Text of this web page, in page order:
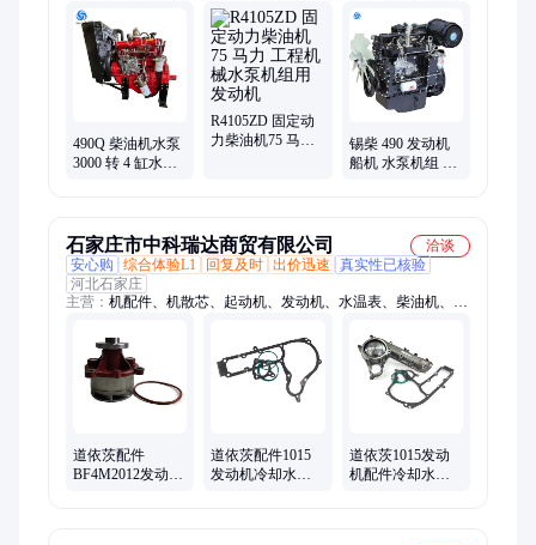
柴油机、柴油水泵机组、工程机械用柴油机、柴油发电、离合器
总成、静音发电机组、拖车式发电机组、柴油机配件、移动电
站、柴油机发电机仪表、自吸泵
490Q 柴油机水泵
3000 转 4 缸水冷
R4105ZD 固定动
力柴油机75 马力
锡柴 490 发动机
船机 水泵机组 固
石家庄市中科瑞达商贸有限公司
洽谈
安心购
综合体验L1 回复及时 出价迅速
真实性已核验
河北石家庄
主营： 机配件、机散芯、起动机、发动机、水温表、柴油机、排
涨紧轮、启动机、增压器、喷油器、机油管、机油泵、912油
头、道依茨、耦合器、节温器、1013机滤、1013缸垫
道依茨配件
BF4M2012发动机
道依茨配件1015
发动机冷却水泵
道依茨1015发动
机配件冷却水泵